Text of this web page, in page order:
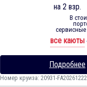
на 2 взр.
В
все каюты
Подробнее
Номер круиза: 20931-